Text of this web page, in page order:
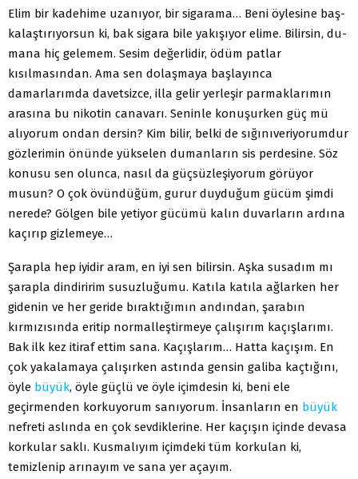
Elim bir kadehime uzanıyor, bir sigarama… Beni öylesine baş­
kalaştırıyorsun ki, bak sigara bile yakışıyor elime. Bilirsin, du­
mana hiç gelemem. Sesim değerlidir, ödüm patlar
kısılmasından. Ama sen dolaşmaya başlayınca
damarlarımda davetsizce, illa ge­lir yerleşir parmaklarımın
arasına bu nikotin canavarı. Seninle konuşurken güç mü
alıyorum ondan dersin? Kim bilir, belki de sığınıveriyorumdur
gözlerimin önünde yükselen dumanların sis perdesine. Söz
konusu sen olunca, nasıl da güçsüzleşiyorum görü­yor
musun? O çok övündüğüm, gurur duyduğum gücüm şimdi
nerede? Gölgen bile yetiyor gücümü kalın duvarların ardına
ka­çırıp gizlemeye…
Şarapla hep iyidir aram, en iyi sen bilirsin. Aşka susadım mı
şarapla dindiririm susuzluğumu. Katıla katıla ağlarken her
gi­denin ve her geride bıraktığımın andından, şarabın
kırmızısında eritip normalleştirmeye çalışırım kaçışlarımı.
Bak ilk kez itiraf ettim sana. Kaçışlarım… Hatta kaçışım. En
çok yakalamaya çalışırken astında gensin galiba kaçtığını,
öyle büyük, öyle güçlü ve öyle içimdesin ki, beni ele
geçirmenden korkuyorum sanı­yorum. İnsanların en büyük
nefreti aslında en çok sevdiklerine. Her kaçışın içinde devasa
korkular saklı. Kusmalıyım içimdeki tüm korkulan ki,
temizlenip arınayım ve sana yer açayım.